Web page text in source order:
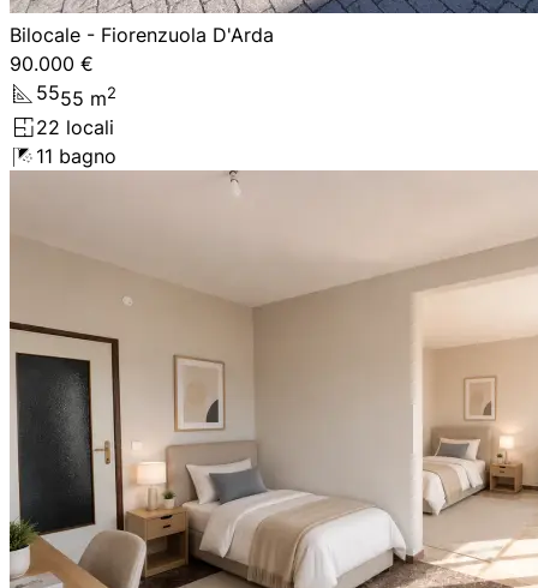
Bilocale - Fiorenzuola D'Arda
90.000 €
5555 m2
22 locali
11 bagno